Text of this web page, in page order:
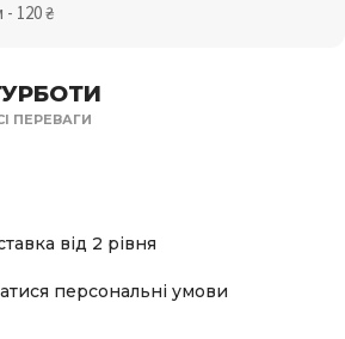
ПЕРЕВАГИ
від 2 рівня
персональні умови
- 120₴